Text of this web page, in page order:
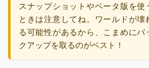
スナップショットやベータ版を使
ときは注意してね。ワールドが壊
る可能性があるから、こまめにバ
クアップを取るのがベスト！